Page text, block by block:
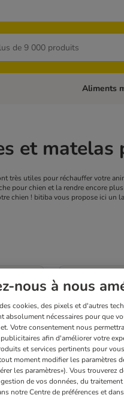
Chats Dérouler les
Aliments
et matelas
très utiles pour réchauffer votre
pour chien et la rendre encore
chien ! bitiba vous propose ici un
nous à nous
cookies, des pixels et d'autres
absolument nécessaires pour que
Votre consentement nous
afin d'améliorer votre
et services pertinents pour
moment modifier les paramètres
les paramètres»). Vous
de vos données, du
notre Centre de préférences et